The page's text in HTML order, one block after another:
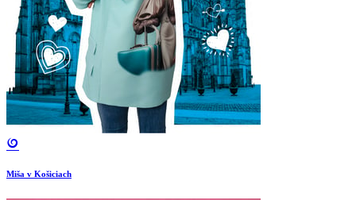
Miša v Košiciach